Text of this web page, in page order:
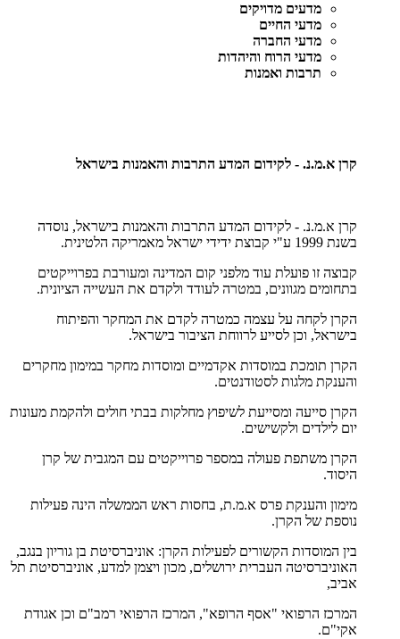
מדעים מדויקים
מדעי החיים
מדעי החברה
מדעי הרוח והיהדות
תרבות ואמנות
קרן א.מ.נ. - לקידום המדע התרבות והאמנות בישראל
קרן א.מ.נ. - לקידום המדע התרבות והאמנות בישראל, נוסדה
בשנת 1999 ע"י קבוצת ידידי ישראל מאמריקה הלטינית.
קבוצה זו פועלת עוד מלפני קום המדינה ומעורבת בפרוייקטים
בתחומים מגוונים, במטרה לעודד ולקדם את העשייה הציונית.
הקרן לקחה על עצמה כמטרה לקדם את המחקר והפיתוח
בישראל, וכן לסייע לרווחת הציבור בישראל.
הקרן תומכת במוסדות אקדמיים ומוסדות מחקר במימון מחקרים
והענקת מלגות לסטודנטים.
הקרן סייעה ומסייעת לשיפוץ מחלקות בבתי חולים ולהקמת מעונות
יום לילדים ולקשישים.
הקרן משתפת פעולה במספר פרוייקטים עם המגבית של קרן
היסוד.
מימון והענקת פרס א.מ.ת, בחסות ראש הממשלה הינה פעילות
נוספת של הקרן.
בין המוסדות הקשורים לפעילות הקרן: אוניברסיטת בן גוריון בנגב,
האוניברסיטה העברית ירושלים, מכון ויצמן למדע, אוניברסיטת תל
אביב,
המרכז הרפואי "אסף הרופא", המרכז הרפואי רמב"ם וכן אגודת
אקי"ם.